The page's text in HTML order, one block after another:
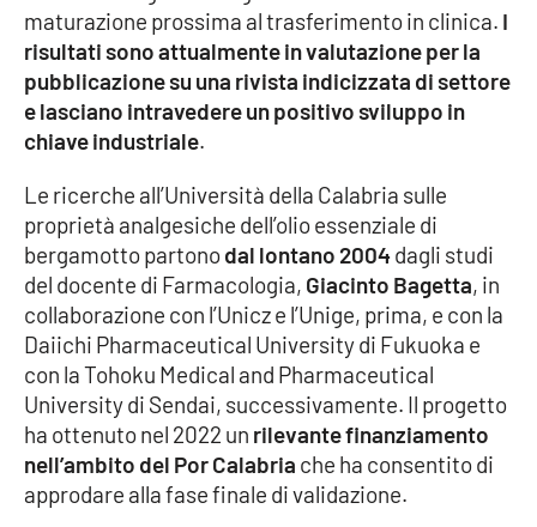
EDIZIONI
LOCALI
Catanzaro
Crotone
Vibo Valentia
Reggio Calabria
Cosenza
Lamezia Terme
maturazione prossima al trasferimento in clinica. I
risultati sono attualmente in valutazione per la
pubblicazione su una rivista indicizzata di settore
e lasciano intravedere un positivo sviluppo in
chiave industriale.
Le ricerche all’Università della Calabria sulle
proprietà analgesiche dell’olio essenziale di
bergamotto partonodal lontano 2004dagli studi
del docente di Farmacologia, Giacinto Bagetta, in
collaborazione con l’Unicz e l’Unige, prima, e con la
Daiichi Pharmaceutical University di Fukuoka e
con la Tohoku Medical and Pharmaceutical
University di Sendai, successivamente. Il progetto
ha ottenuto nel 2022 un rilevante finanziamento
nell’ambito del Por Calabria che ha consentito di
approdare alla fase finale di validazione.